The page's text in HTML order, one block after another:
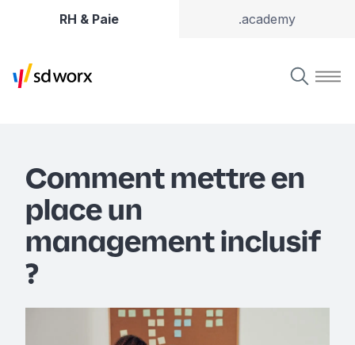
RH & Paie .academy
Comment mettre en
place un
management inclusif
?